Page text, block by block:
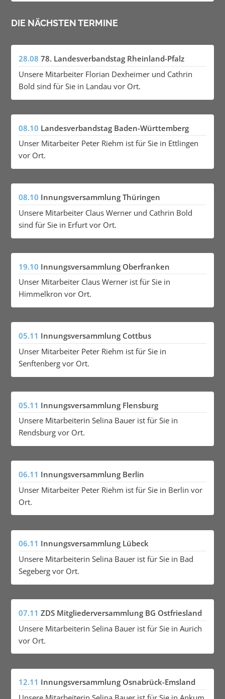
DIE NÄCHSTEN TERMINE
28.08 78. Landesverbandstag Rheinland-Pfalz
Unsere Mitarbeiter Florian Dexheimer und Cathrin
Bold sind für Sie in Landau vor Ort.
08.10 Landesverbandstag Baden-Württemberg
Unser Mitarbeiter Peter Riehm ist für Sie in Ettlingen
vor Ort.
08.10 Innungsversammlung Thüringen
Unsere Mitarbeiter Claus Werner und Cathrin Bold
sind für Sie in Erfurt vor Ort.
19.10 Innungsversammlung Oberfranken
Unser Mitarbeiter Claus Werner ist für Sie in
Himmelkron vor Ort.
05.11 Innungsversammlung Cottbus
Unser Mitarbeiter Peter Riehm ist für Sie in
Senftenberg vor Ort.
05.11 Innungsversammlung Flensburg
Unsere Mitarbeiterin Selina Bauer ist für Sie in
Rendsburg vor Ort.
06.11 Innungsversammlung Berlin
Unser Mitarbeiter Peter Riehm ist für Sie in Berlin vor
Ort.
06.11 Innungsversammlung Lübeck
Unsere Mitarbeiterin Selina Bauer ist für Sie in Bad
Segeberg vor Ort.
07.11 ZDS Mitgliederversammlung BG Ostfriesland
Unsere Mitarbeiterin Selina Bauer ist für Sie in Aurich
vor Ort.
12.11 Innungsversammlung Osnabrück-Emsland